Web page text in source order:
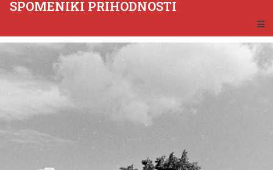
SPOMENIKI PRIHODNOSTI